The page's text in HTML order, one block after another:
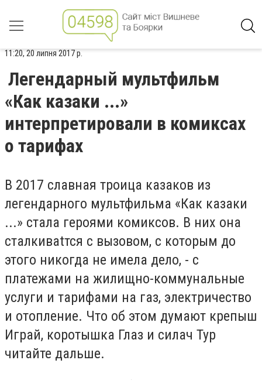
11:20, 20 липня 2017 р.
Легендарный мультфильм
«Как казаки ...»
интерпретировали в комиксах
о тарифах
В 2017 славная троица казаков из
легендарного мультфильма «Как казаки
...» стала героями комиксов. В них она
сталкиваtтся с вызовом, с которым до
этого никогда не имела дело, - с
платежами на жилищно-коммунальные
услуги и тарифами на газ, электричество
и отопление. Что об этом думают крепыш
Играй, коротышка Глаз и силач Тур
читайте дальше.